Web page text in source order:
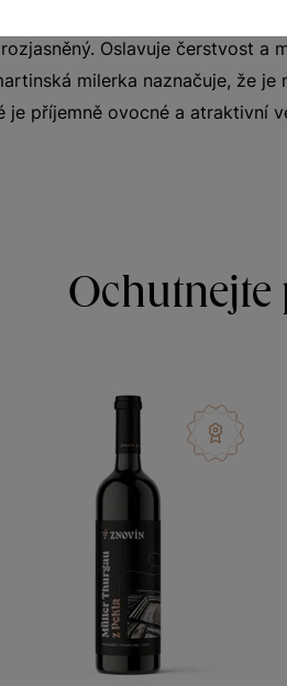
v láhvi. Nebyl vůbec
Oslavuje čerstvost a
milerka naznačuje, že
je příjemně ovocné a atraktivní